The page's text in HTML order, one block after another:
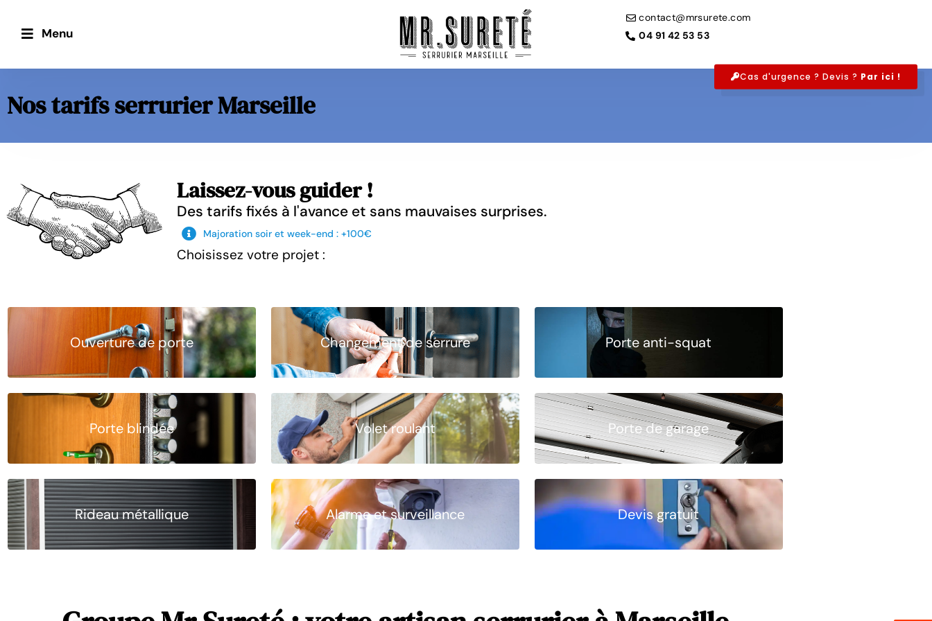
Menu
contact@mrsurete.com
04 91 42 53 53
Cas d'urgence ? Devis ? Par ici !
Nos tarifs serrurier Marseille
Laissez-vousguider !
Des tarifs fixés à l'avance et sans mauvaises surprises.
Majoration soir et week-end : +100€
Choisissez votre projet :
Ouverture de porte Changement de serrure Porte anti-squat
Porte blindée Volet roulant Porte de garage
Rideau métallique Alarme et surveillance Devis gratuit